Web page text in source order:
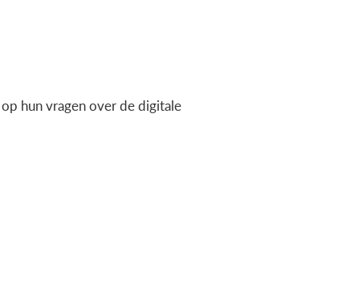
hun vragen over de digitale